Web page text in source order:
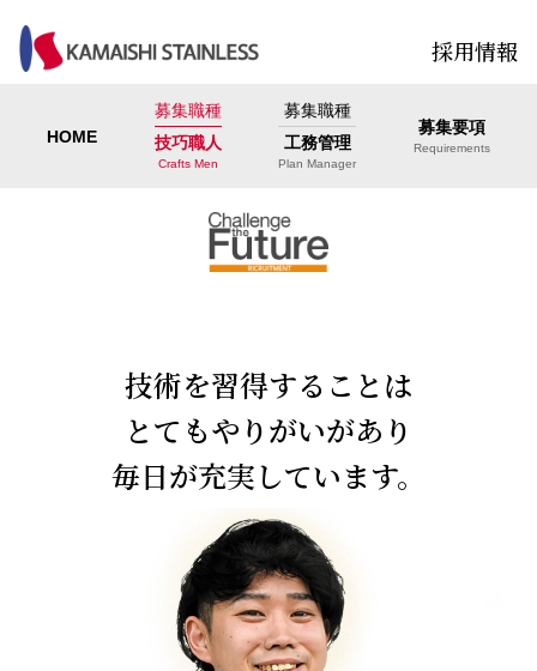
採用情報
HOME
募集職種
技巧職人
Crafts Men
募集職種
工務管理
Plan Manager
募集要項
Requirements
技術を習得することは
とてもやりがいがあり
毎日が充実しています。